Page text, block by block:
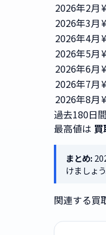
2026年2月
2026年3月
2026年4月
2026年5月
2026年6月
2026年7月
2026年8月
過去180日
最高値は
まとめ:
けましょう
関連する買